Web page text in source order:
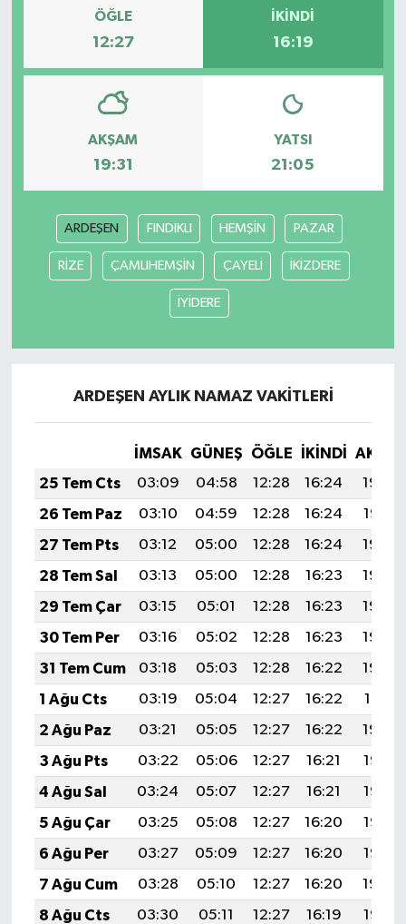
ÖĞLE
12:27
İKINDI
16:19
AKŞAM
19:31
YATSI
21:05
ARDEŞEN FINDIKLI HEMŞİN PAZAR
RİZE ÇAMLIHEMŞİN ÇAYELİ İKİZDERE
İYİDERE
ARDEŞEN AYLIK NAMAZ VAKITLERI
İMSAK GÜNEŞ ÖĞLE İKINDI
25 Tem Cts
03:09 04:58 12:28 16:24
19:48
26 Tem Paz
03:10 04:59 12:28 16:24
19:47
27 Tem Pts
03:12 05:00 12:28 16:24
19:46
28 Tem Sal
03:13 05:00 12:28 16:23
19:45
29 Tem Çar
03:15 05:01 12:28 16:23
19:44
30 Tem Per
03:16 05:02 12:28 16:23
19:43
31 Tem Cum
03:18 05:03 12:28 16:22
19:42
1 Ağu Cts
03:19 05:04 12:27 16:22
19:41
2 Ağu Paz
03:21 05:05 12:27 16:22
19:40
3 Ağu Pts
03:22 05:06 12:27 16:21
19:38
4 Ağu Sal
03:24 05:07 12:27 16:21
19:37
5 Ağu Çar
03:25 05:08 12:27 16:20
19:36
6 Ağu Per
03:27 05:09 12:27 16:20
19:35
7 Ağu Cum
03:28 05:10 12:27 16:20
19:34
8 Ağu Cts
03:30 05:11 12:27 16:19
19:33
İÇ HABERLER
LEFKOŞA
MAGAZİN
Nöbetçi Eczaneler
SİYASET
TATLISU
TEKNOLOJİ
TİCARET
YAŞAM